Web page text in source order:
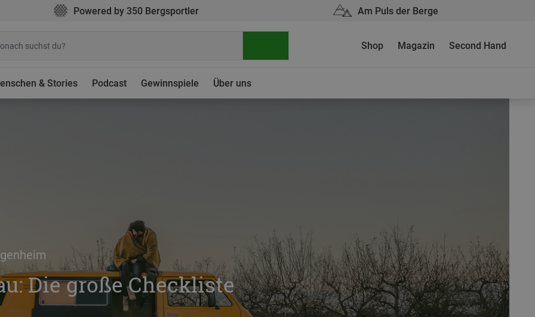
Powered by 350 Bergsportler Am Puls der Berge
& Stories Podcast Gewinnspiele Über uns
Shop Magazin Second Hand
Die große Checkliste